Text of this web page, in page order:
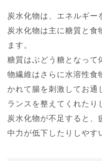
炭水化物は、エネルギー
炭水化物は主に糖質と食
ます。
糖質はぶどう糖となって
物繊維はさらに水溶性食
かれて腸を刺激してお通
ランスを整えてくれたり
炭水化物が不足すると、
中力が低下したりしやす